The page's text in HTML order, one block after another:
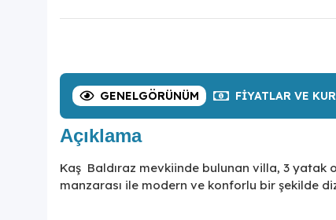
GENELGÖRÜNÜM FIYATLAR VE
Açıklama
Kaş Baldıraz mevkiinde bulunan villa, 3 yatak
manzarası ile modern ve konforlu bir şekilde